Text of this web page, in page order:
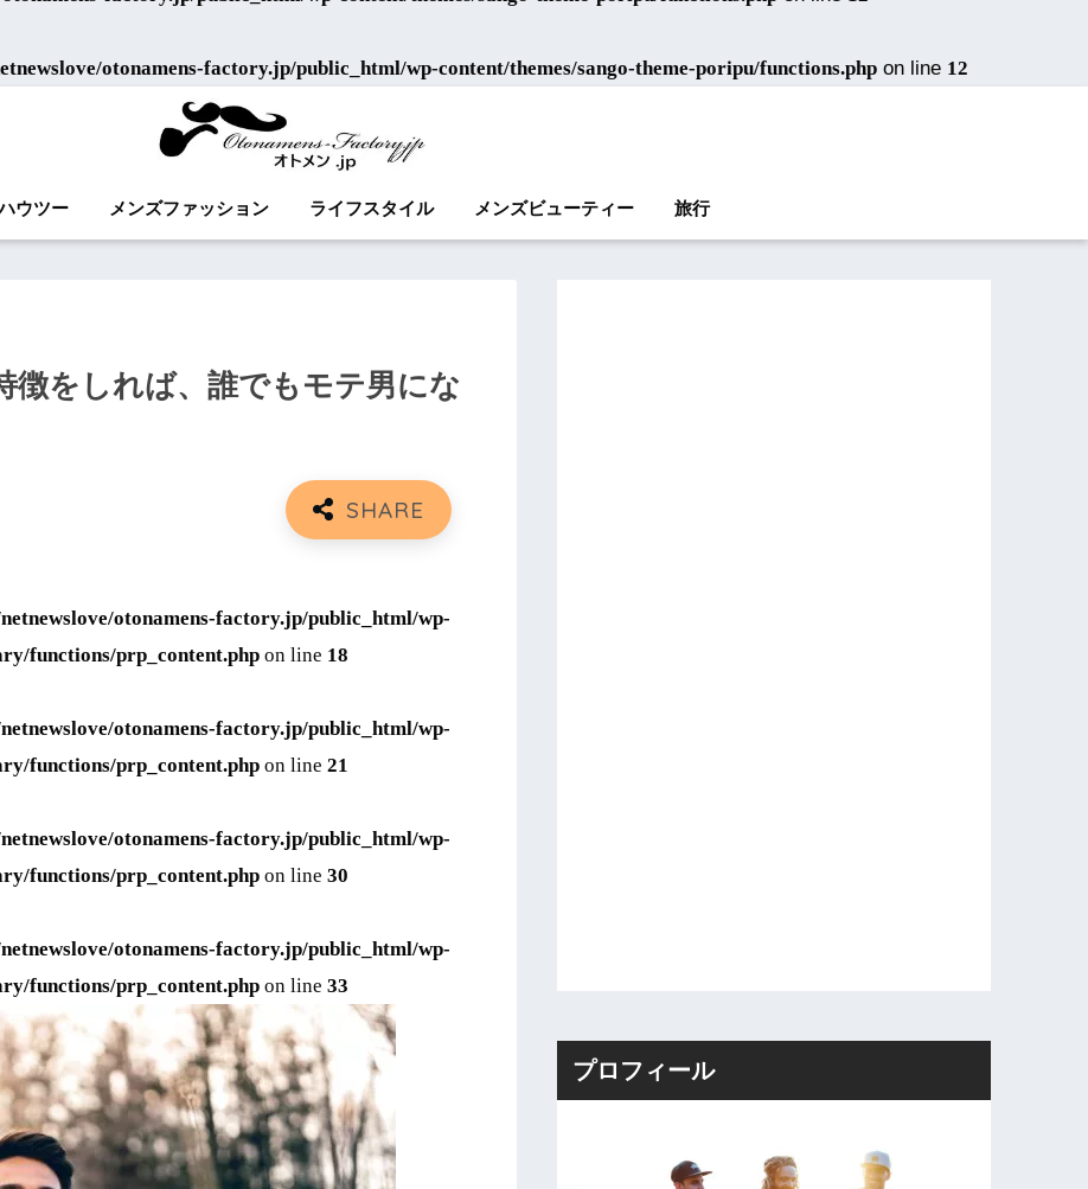
otonamens-factory.jp/public_html/wp-content/themes/sango-theme-poripu/functions.php on line 12
ウツー メンズファッション ライフスタイル メンズビューティー 旅行
徴をしれば、誰でもモテ男にな
otonamens-factory.jp/public_html/wp-
functions/prp_content.php on line 18
otonamens-factory.jp/public_html/wp-
functions/prp_content.php on line 21
otonamens-factory.jp/public_html/wp-
functions/prp_content.php on line 30
otonamens-factory.jp/public_html/wp-
functions/prp_content.php on line 33
プロフィール